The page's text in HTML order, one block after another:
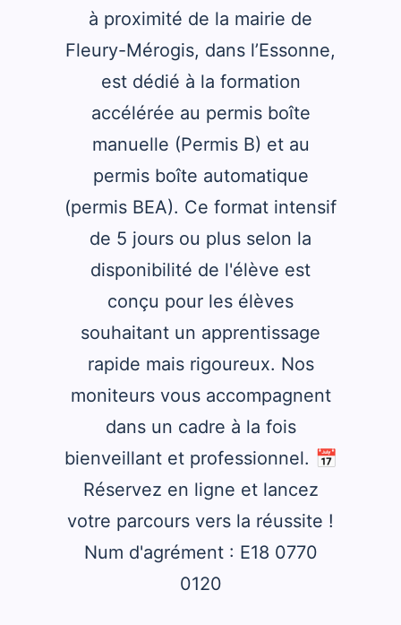
à proximité de la mairie de
Fleury-Mérogis, dans l’Essonne,
est dédié à la formation
accélérée au permis boîte
manuelle (Permis B) et au
permis boîte automatique
(permis BEA). Ce format intensif
de 5 jours ou plus selon la
disponibilité de l'élève est
conçu pour les élèves
souhaitant un apprentissage
rapide mais rigoureux. Nos
moniteurs vous accompagnent
dans un cadre à la fois
bienveillant et professionnel. 📅
Réservez en ligne et lancez
votre parcours vers la réussite !
Num d'agrément : E18 0770
0120